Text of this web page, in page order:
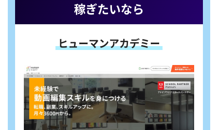
稼ぎたいなら
ヒューマンアカデミー